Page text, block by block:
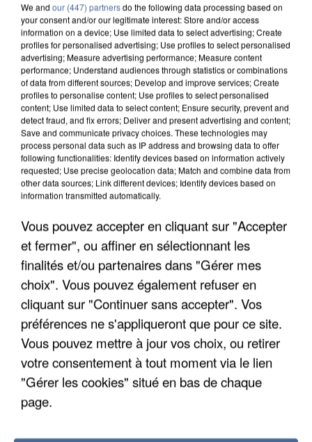
7 août 2026
Un second cadre de la DZ Mafia interpellé en
Algérie
Un cofondateur du réseau avait été interpellé
quelques jours plus tôt.
6 août 2026
We and our (447) partnersdo the following data processing based on
your consent and/or our legitimate interest: Store and/or access
information on a device; Use limited data to select advertising; Create
profiles for personalised advertising; Use profiles to select personalised
advertising; Measure advertising performance; Measure content
performance; Understand audiences through statistics or combinations
of data from different sources; Develop and improve services; Create
profiles to personalise content; Use profiles to select personalised
content; Use limited data to select content; Ensure security, prevent and
detect fraud, and fix errors; Deliver and present advertising and content;
Save and communicate privacy choices. These technologies may
process personal data such as IP address and browsing data to offer
following functionalities: Identify devices based on information actively
requested; Use precise geolocation data; Match and combine data from
other data sources; Link different devices; Identify devices based on
information transmitted automatically.
Vous pouvez accepter en cliquant sur "Accepter
et fermer", ou affiner en sélectionnant les
finalités et/ou partenaires dans "Gérer mes
choix". Vous pouvez également refuser en
cliquant sur "Continuer sans accepter". Vos
préférences ne s'appliqueront que pour ce site.
Vous pouvez mettre à jour vos choix, ou retirer
votre consentement à tout moment via le lien
"Gérer les cookies" situé en bas de chaque
page.